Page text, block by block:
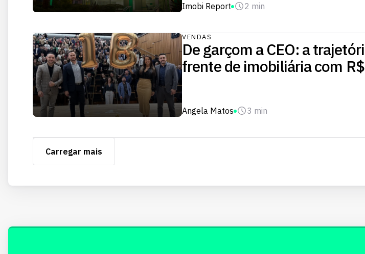
Imobi Report 2 min
VENDAS
De garçom a CEO: a
frente de imobiliária com
Angela Matos 3 min
Carregar mais